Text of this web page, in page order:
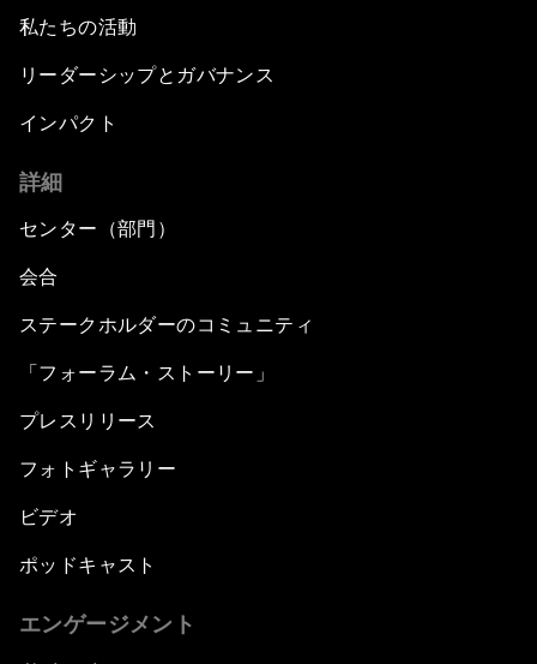
私たちの活動
リーダーシップとガバナンス
インパクト
詳細
センター（部門）
会合
ステークホルダーのコミュニティ
「フォーラム・ストーリー」
プレスリリース
フォトギャラリー
ビデオ
ポッドキャスト
エンゲージメント